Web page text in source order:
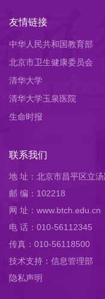
友情链接
中华人民共和国教育部
北京市卫生健康委员会
清华大学
清华大学玉泉医院
生命时报
联系我们
地 址：北京市昌平区立
邮 编：102218
网 址：www.btch.edu.cn
电 话：010-56112345
传真：010-56118500
技术支持：信息管理部
隐私声明